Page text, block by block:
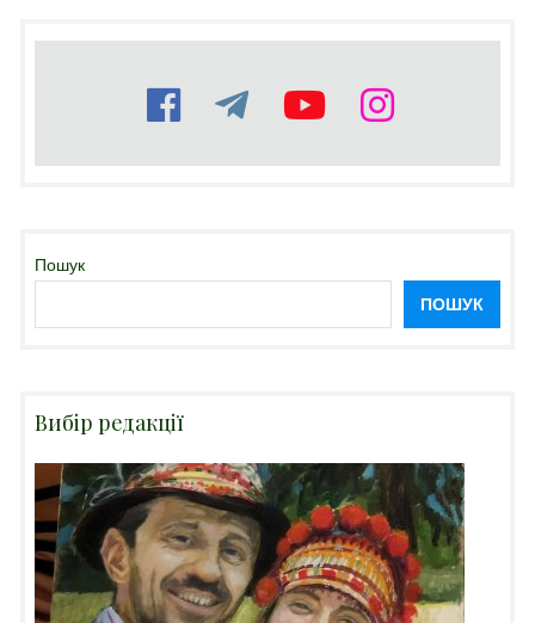
Пошук
ПОШУК
Вибір редакції